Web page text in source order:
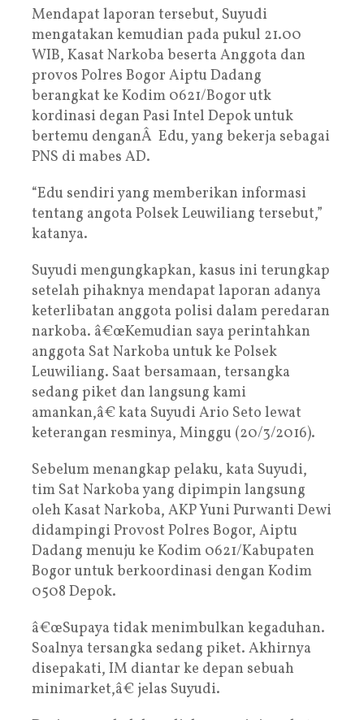
Mendapat laporan tersebut, Suyudi
mengatakan kemudian pada pukul 21.00
WIB, Kasat Narkoba beserta Anggota dan
provos Polres Bogor Aiptu Dadang
berangkat ke Kodim 0621/Bogor utk
kordinasi degan Pasi Intel Depok untuk
bertemu denganÂ Edu, yang bekerja sebagai
PNS di mabes AD.
“Edu sendiri yang memberikan informasi
tentang angota Polsek Leuwiliang tersebut,”
katanya.
Suyudi mengungkapkan, kasus ini terungkap
setelah pihaknya mendapat laporan adanya
keterlibatan anggota polisi dalam peredaran
narkoba. â€œKemudian saya perintahkan
anggota Sat Narkoba untuk ke Polsek
Leuwiliang. Saat bersamaan, tersangka
sedang piket dan langsung kami
amankan,â€ kata Suyudi Ario Seto lewat
keterangan resminya, Minggu (20/3/2016).
Sebelum menangkap pelaku, kata Suyudi,
tim Sat Narkoba yang dipimpin langsung
oleh Kasat Narkoba, AKP Yuni Purwanti Dewi
didampingi Provost Polres Bogor, Aiptu
Dadang menuju ke Kodim 0621/Kabupaten
Bogor untuk berkoordinasi dengan Kodim
0508 Depok.
â€œSupaya tidak menimbulkan kegaduhan.
Soalnya tersangka sedang piket. Akhirnya
disepakati, IM diantar ke depan sebuah
minimarket,â€ jelas Suyudi.